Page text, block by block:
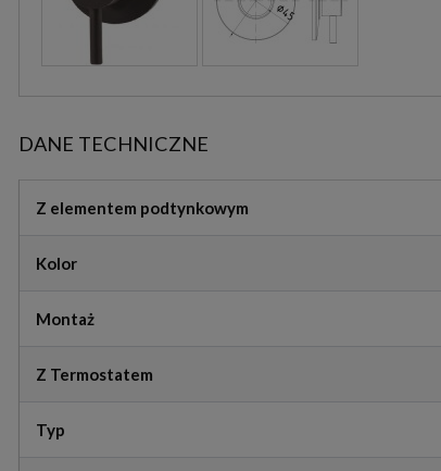
DANE TECHNICZNE
Z elementem podtynkowym
Kolor
Montaż
Z Termostatem
Typ